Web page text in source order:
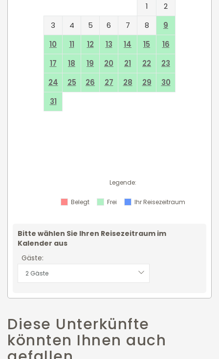
1
2
3
4 5 6 7 8
9
10
11 12 13 14 15
16
17
18 19 20 21 22
23
24
25 26 27 28 29
30
31
Legende:
Belegt Frei Ihr Reisezeitraum
Bitte wählen Sie Ihren Reisezeitraum im
Kalender aus
Gäste:
2 Gäste
Diese Unterkünfte
könnten Ihnen auch